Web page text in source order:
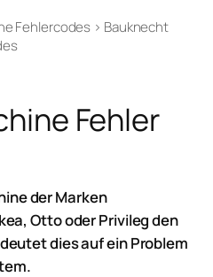
Fehlercodes › Bauknecht
Fehler
der Marken
Otto oder Privileg den
dies auf ein Problem